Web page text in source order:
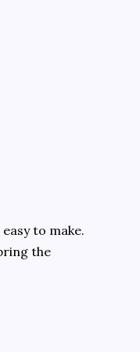
to make.
the